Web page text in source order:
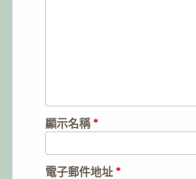
顯示名稱*
電子郵件地址 *